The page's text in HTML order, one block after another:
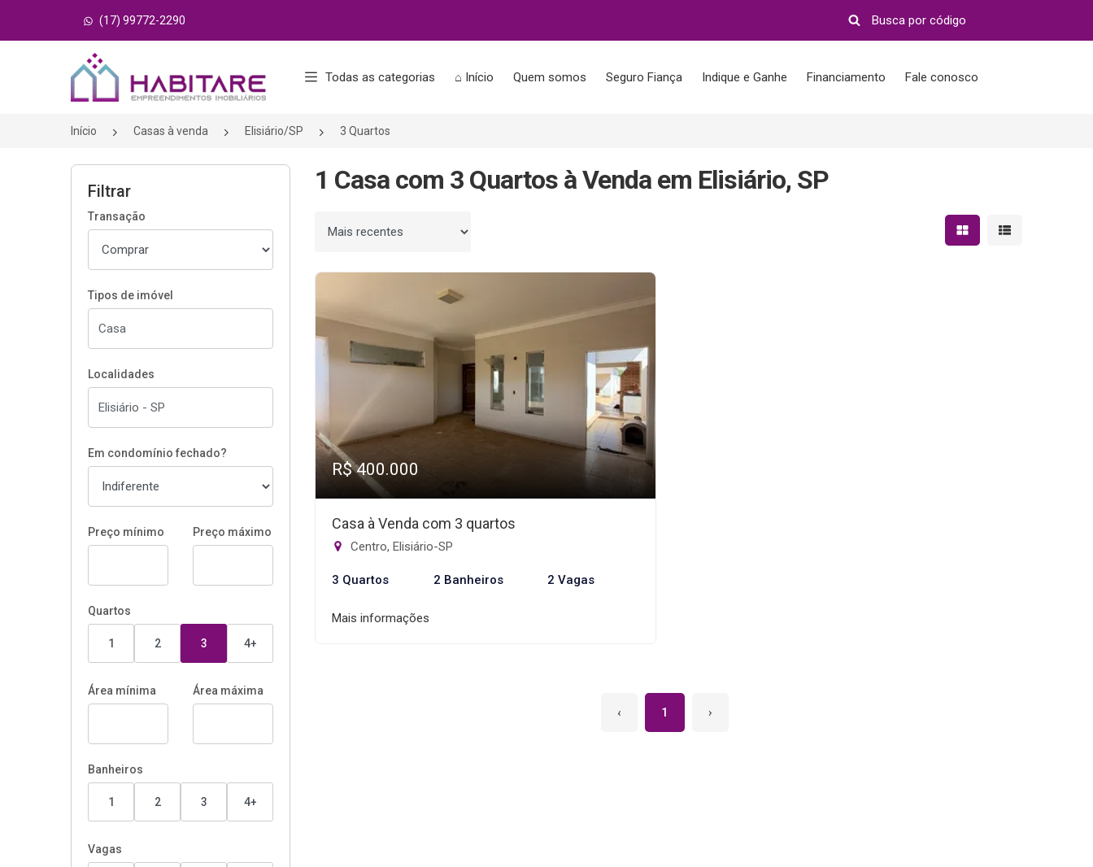
(17) 99772-2290
Página inicial
Todas as categorias ⌂ Início Quem somos Seguro Fiança Indique e Ganhe Financiamento Fale conosco
Início Casas à venda Elisiário/SP 3 Quartos
Filtrar
Transação
Tipos de imóvel
Localidades
Em condomínio fechado?
Preço mínimo Preço máximo
Quartos
1 2 3 4+
Área mínima Área máxima
Banheiros
1 2 3 4+
Vagas
1 Casa com 3 Quartos à Venda em Elisiário, SP
Ordenar por Mostrar resultados em
Mostrar
R$ 400.000
Casa à Venda com 3 quartos
Centro, Elisiário-SP
3 Quartos 2 Banheiros 2 Vagas
Mais informações
‹ 1 ›